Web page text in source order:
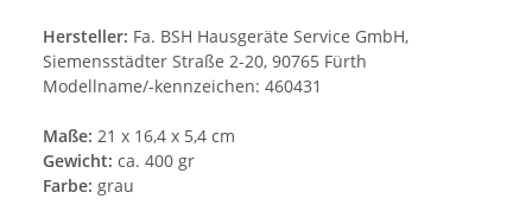
Hersteller: Fa. BSH Hausgeräte Service GmbH,
Siemensstädter Straße 2-20, 90765 Fürth
Modellname/-kennzeichen: 460431
Maße: 21 x 16,4 x 5,4 cm
Gewicht: ca. 400 gr
Farbe: grau